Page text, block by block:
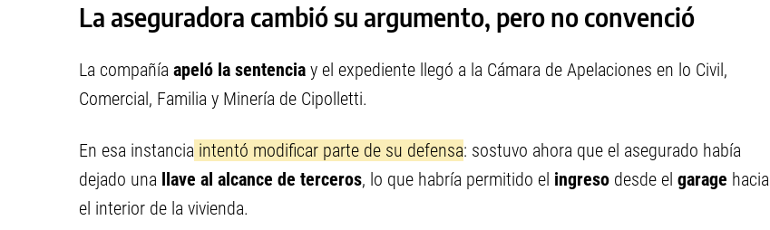
La aseguradora cambió su argumento, pero no convenció
La compañía apeló la sentencia y el expediente llegó a la Cámara de Apelaciones en lo Civil,
Comercial, Familia y Minería de Cipolletti.
En esa instancia intentó modificar parte de su defensa: sostuvo ahora que el asegurado había
dejado una llave al alcance de terceros, lo que habría permitido el ingreso desde el garage hacia
el interior de la vivienda.